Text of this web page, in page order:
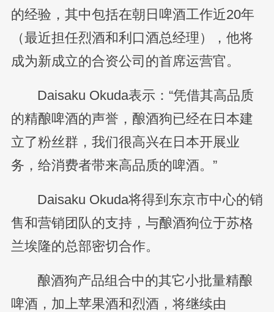
的经验，其中包括在朝日啤酒工作近20年
（最近担任烈酒和利口酒总经理），他将
成为新成立的合资公司的首席运营官。
Daisaku Okuda表示：“凭借其高品质
的精酿啤酒的声誉，酿酒狗已经在日本建
立了粉丝群，我们很高兴在日本开展业
务，给消费者带来高品质的啤酒。”
Daisaku Okuda将得到东京市中心的销
售和营销团队的支持，与酿酒狗位于苏格
兰埃隆的总部密切合作。
酿酒狗产品组合中的其它小批量精酿
啤酒，加上苹果酒和烈酒，将继续由